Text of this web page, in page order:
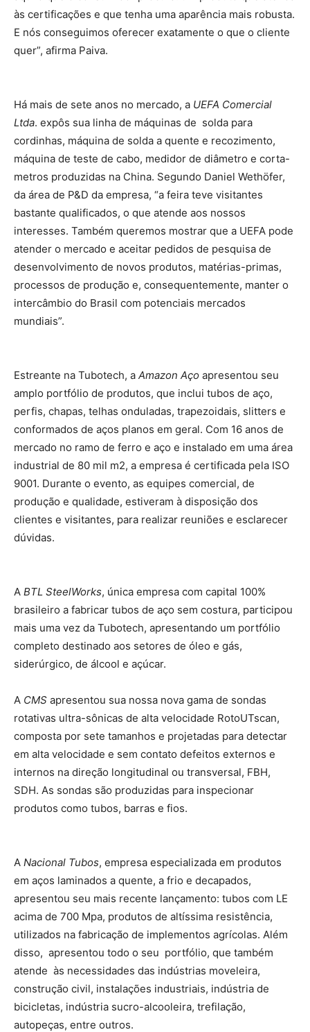
às certificações e que tenha uma aparência mais robusta.
E nós conseguimos oferecer exatamente o que o cliente
quer”, afirma Paiva.
Há mais de sete anos no mercado, a UEFA Comercial
Ltda. expôs sua linha de máquinas de solda para
cordinhas, máquina de solda a quente e recozimento,
máquina de teste de cabo, medidor de diâmetro e corta-
metros produzidas na China. Segundo Daniel Wethöfer,
da área de P&D da empresa, “a feira teve visitantes
bastante qualificados, o que atende aos nossos
interesses. Também queremos mostrar que a UEFA pode
atender o mercado e aceitar pedidos de pesquisa de
desenvolvimento de novos produtos, matérias-primas,
processos de produção e, consequentemente, manter o
intercâmbio do Brasil com potenciais mercados
mundiais”.
Estreante na Tubotech, a Amazon Aço apresentou seu
amplo portfólio de produtos, que inclui tubos de aço,
perfis, chapas, telhas onduladas, trapezoidais, slitters e
conformados de aços planos em geral. Com 16 anos de
mercado no ramo de ferro e aço e instalado em uma área
industrial de 80 mil m2, a empresa é certificada pela ISO
9001. Durante o evento, as equipes comercial, de
produção e qualidade, estiveram à disposição dos
clientes e visitantes, para realizar reuniões e esclarecer
dúvidas.
A BTL SteelWorks, única empresa com capital 100%
brasileiro a fabricar tubos de aço sem costura, participou
mais uma vez da Tubotech, apresentando um portfólio
completo destinado aos setores de óleo e gás,
siderúrgico, de álcool e açúcar.
A CMS apresentou sua nossa nova gama de sondas
rotativas ultra-sônicas de alta velocidade RotoUTscan,
composta por sete tamanhos e projetadas para detectar
em alta velocidade e sem contato defeitos externos e
internos na direção longitudinal ou transversal, FBH,
SDH. As sondas são produzidas para inspecionar
produtos como tubos, barras e fios.
A Nacional Tubos, empresa especializada em produtos
em aços laminados a quente, a frio e decapados,
apresentou seu mais recente lançamento: tubos com LE
acima de 700 Mpa, produtos de altíssima resistência,
utilizados na fabricação de implementos agrícolas. Além
disso, apresentou todo o seu portfólio, que também
atende às necessidades das indústrias moveleira,
construção civil, instalações industriais, indústria de
bicicletas, indústria sucro-alcooleira, trefilação,
autopeças, entre outros.